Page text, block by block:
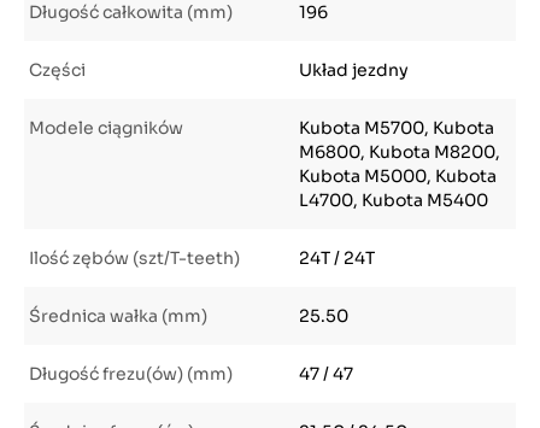
Długość całkowita (mm) 196
Części Układ jezdny
Modele ciągników
Kubota M5700, Kubota
M6800, Kubota M8200,
Kubota M5000, Kubota
L4700, Kubota M5400
Ilość zębów (szt/T-teeth) 24T / 24T
Średnica wałka (mm) 25.50
Długość frezu(ów) (mm) 47 / 47